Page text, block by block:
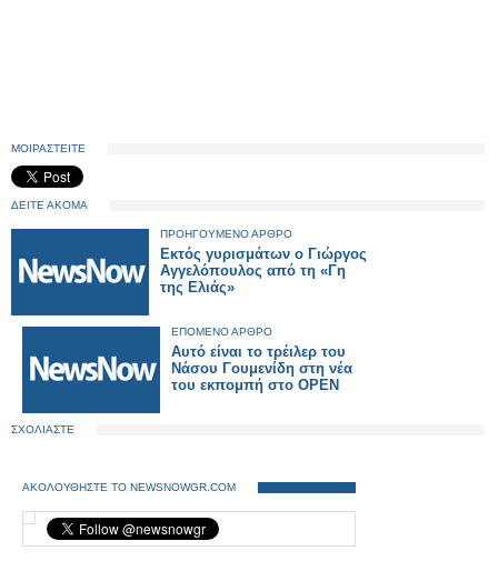
ΜΟΙΡΑΣΤΕΙΤΕ
ΔΕΙΤΕ ΑΚΟΜΑ
ΠΡΟΗΓΟΥΜΕΝΟ ΑΡΘΡΟ
Εκτός γυρισμάτων ο Γιώργος
Αγγελόπουλος από τη «Γη
της Ελιάς»
ΕΠΟΜΕΝΟ ΑΡΘΡΟ
Αυτό είναι το τρέιλερ του
Νάσου Γουμενίδη στη νέα
του εκπομπή στο OPEN
ΣΧΟΛΙΑΣΤΕ
ΑΚΟΛΟΥΘΗΣΤΕ ΤΟ NEWSNOWGR.COM